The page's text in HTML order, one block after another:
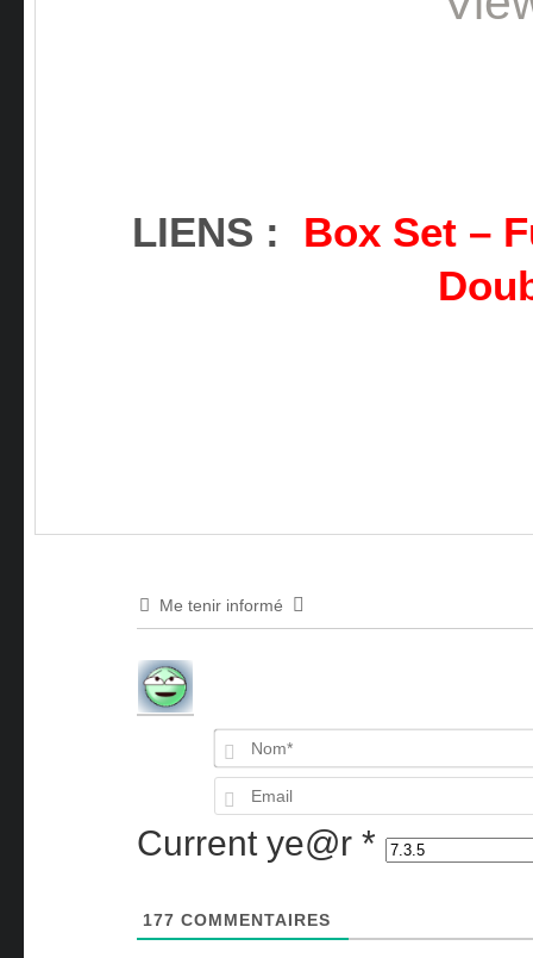
LIENS : Box Set–
Me tenir informé
Current ye@r *
177 COMMENTAIRES